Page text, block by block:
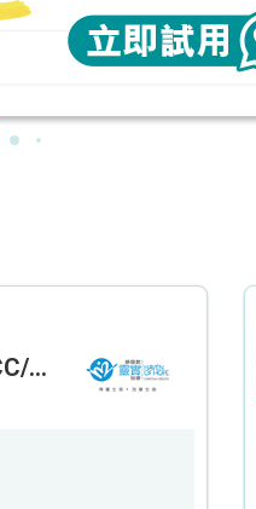
技工 (編號：SASHCC/A/CTE)